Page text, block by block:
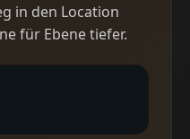
in den Location
für Ebene tiefer.